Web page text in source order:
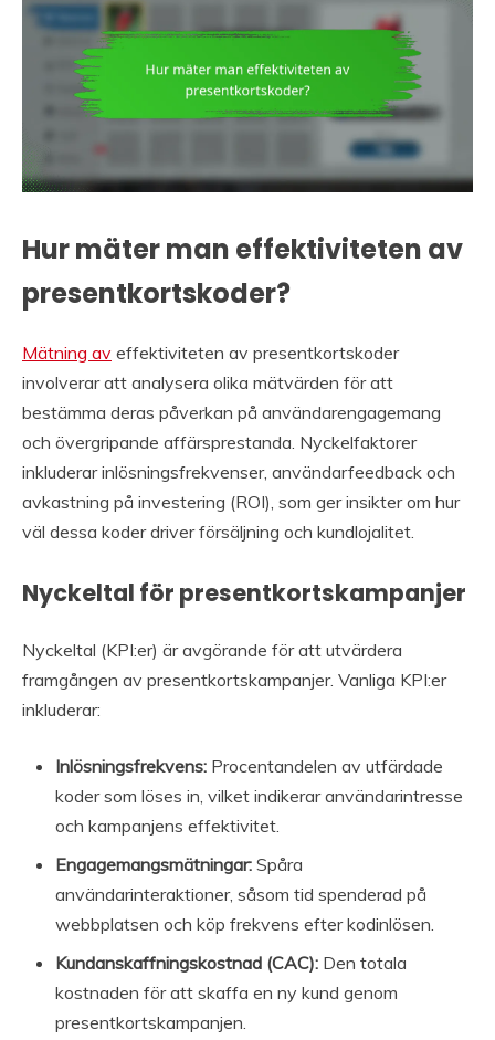
Hur mäter man effektiviteten av
presentkortskoder?
Mätning av effektiviteten av presentkortskoder
involverar att analysera olika mätvärden för att
bestämma deras påverkan på användarengagemang
och övergripande affärsprestanda. Nyckelfaktorer
inkluderar inlösningsfrekvenser, användarfeedback och
avkastning på investering (ROI), som ger insikter om hur
väl dessa koder driver försäljning och kundlojalitet.
Nyckeltal för presentkortskampanjer
Nyckeltal (KPI:er) är avgörande för att utvärdera
framgången av presentkortskampanjer. Vanliga KPI:er
inkluderar:
Inlösningsfrekvens: Procentandelen av utfärdade
koder som löses in, vilket indikerar användarintresse
och kampanjens effektivitet.
Engagemangsmätningar: Spåra
användarinteraktioner, såsom tid spenderad på
webbplatsen och köp frekvens efter kodinlösen.
Kundanskaffningskostnad (CAC): Den totala
kostnaden för att skaffa en ny kund genom
presentkortskampanjen.